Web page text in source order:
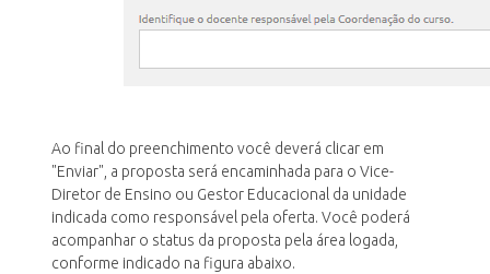
Ao final do preenchimento você deverá clicar em
"Enviar", a proposta será encaminhada para o Vice-
Diretor de Ensino ou Gestor Educacional da unidade
indicada como responsável pela oferta. Você poderá
acompanhar o status da proposta pela área logada,
conforme indicado na figura abaixo.